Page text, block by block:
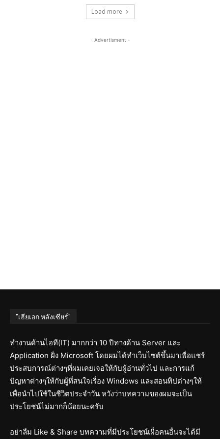
Load more
- Advertisment -
"เฮียเอก หลังเซียร์"
ทำงานด้านไอที(IT) มากกว่า 10 ปีทางด้าน Server และ
Application ฝั่ง Microsoft โดยผมได้ทำเว็บไซต์ขึ้นมาเพื่อแชร์
ประสบการณ์ต่างๆที่ผมเคยเจอให้กับผู้อ่านทั่วไป และการแก้
ปัญหาต่างๆให้กับผู้ที่สนใจเรื่อง Windows และสอนทิปต่างๆให้
เพื่อนำไปใช้ในชีวิตประจำวัน หวังว่าบทความของผมจะเป็น
ประโยชน์ไม่มากก็น้อยนะครับ
อย่าลืม Like & Share บทความที่มีประโยชน์เผื่อคนอื่นจะได้มี